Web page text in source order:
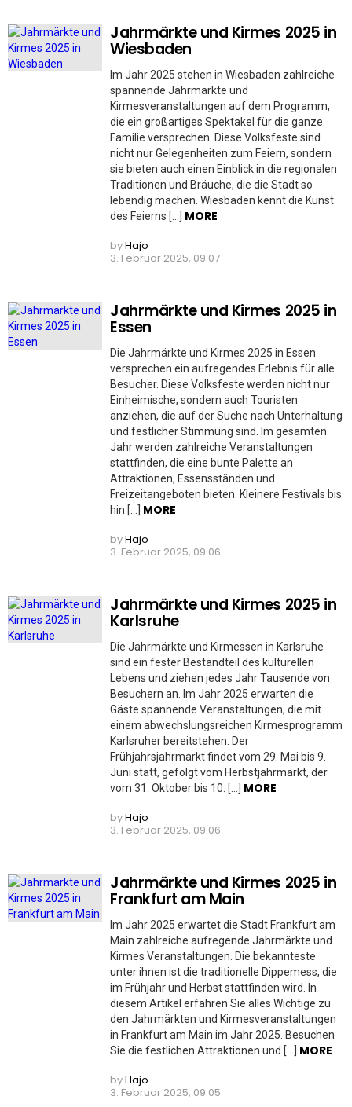
Jahrmärkte und Kirmes 2025 in
Wiesbaden
Im Jahr 2025 stehen in Wiesbaden zahlreiche
spannende Jahrmärkte und
Kirmesveranstaltungen auf dem Programm,
die ein großartiges Spektakel für die ganze
Familie versprechen. Diese Volksfeste sind
nicht nur Gelegenheiten zum Feiern, sondern
sie bieten auch einen Einblick in die regionalen
Traditionen und Bräuche, die die Stadt so
lebendig machen. Wiesbaden kennt die Kunst
des Feierns […] MORE
byHajo
3. Februar 2025, 09:07
Jahrmärkte und Kirmes 2025 in
Essen
Die Jahrmärkte und Kirmes 2025 in Essen
versprechen ein aufregendes Erlebnis für alle
Besucher. Diese Volksfeste werden nicht nur
Einheimische, sondern auch Touristen
anziehen, die auf der Suche nach Unterhaltung
und festlicher Stimmung sind. Im gesamten
Jahr werden zahlreiche Veranstaltungen
stattfinden, die eine bunte Palette an
Attraktionen, Essensständen und
Freizeitangeboten bieten. Kleinere Festivals bis
hin […] MORE
byHajo
3. Februar 2025, 09:06
Jahrmärkte und Kirmes 2025 in
Karlsruhe
Die Jahrmärkte und Kirmessen in Karlsruhe
sind ein fester Bestandteil des kulturellen
Lebens und ziehen jedes Jahr Tausende von
Besuchern an. Im Jahr 2025 erwarten die
Gäste spannende Veranstaltungen, die mit
einem abwechslungsreichen Kirmesprogramm
Karlsruher bereitstehen. Der
Frühjahrsjahrmarkt findet vom 29. Mai bis 9.
Juni statt, gefolgt vom Herbstjahrmarkt, der
vom 31. Oktober bis 10. […] MORE
byHajo
3. Februar 2025, 09:06
Jahrmärkte und Kirmes 2025 in
Frankfurt am Main
Im Jahr 2025 erwartet die Stadt Frankfurt am
Main zahlreiche aufregende Jahrmärkte und
Kirmes Veranstaltungen. Die bekannteste
unter ihnen ist die traditionelle Dippemess, die
im Frühjahr und Herbst stattfinden wird. In
diesem Artikel erfahren Sie alles Wichtige zu
den Jahrmärkten und Kirmesveranstaltungen
in Frankfurt am Main im Jahr 2025. Besuchen
Sie die festlichen Attraktionen und […] MORE
byHajo
3. Februar 2025, 09:05